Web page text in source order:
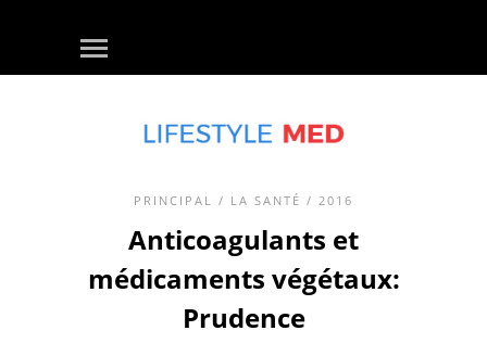
PRINCIPAL / LA SANTÉ / 2016
Anticoagulants et
médicaments végétaux:
Prudence